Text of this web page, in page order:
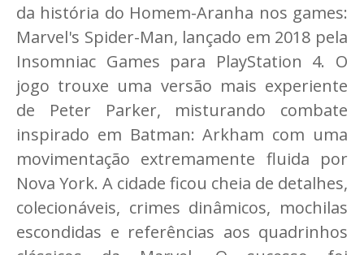
da história do Homem-Aranha nos games:
Marvel's Spider-Man, lançado em 2018 pela
Insomniac Games para PlayStation 4. O
jogo trouxe uma versão mais experiente
de Peter Parker, misturando combate
inspirado em Batman: Arkham com uma
movimentação extremamente fluida por
Nova York. A cidade ficou cheia de detalhes,
colecionáveis, crimes dinâmicos, mochilas
escondidas e referências aos quadrinhos